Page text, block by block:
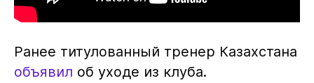
Ранее титулованный тренер Казахстана
объявил об уходе из клуба.